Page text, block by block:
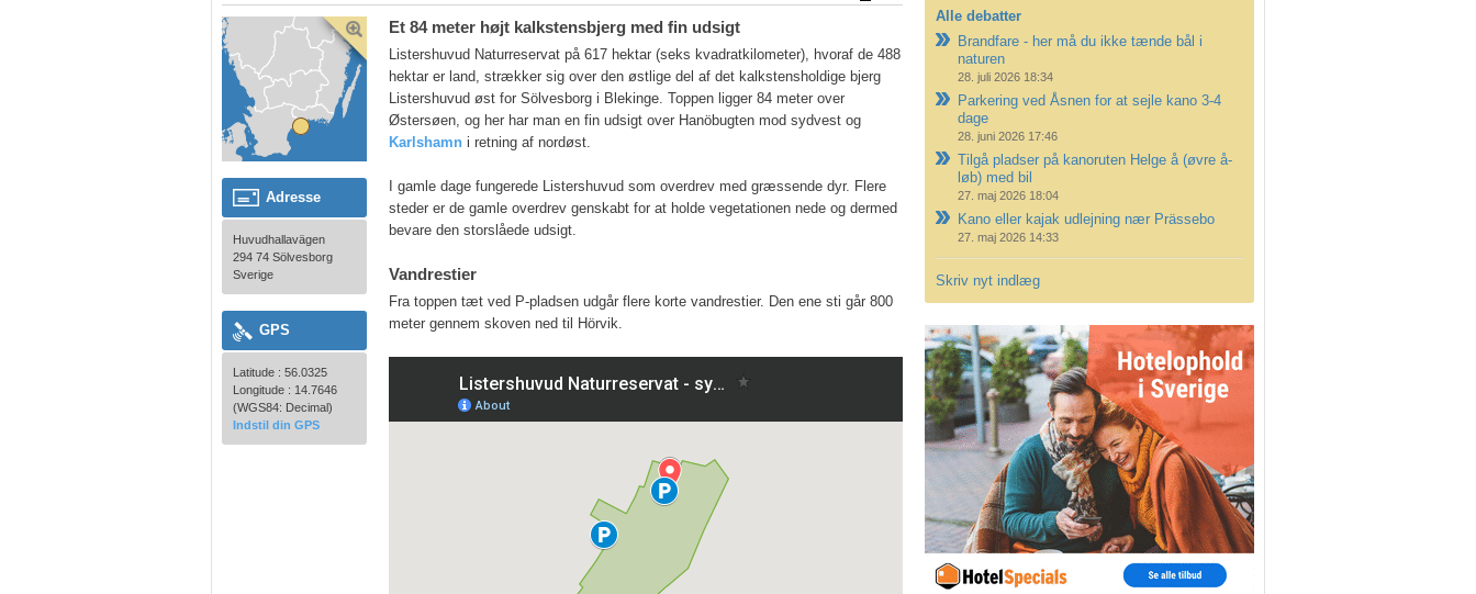
Alle debatter
Brandfare - her må du ikke tænde bål i
naturen
28. juli 2026 18:34
Parkering ved Åsnen for at sejle kano 3-4
dage
28. juni 2026 17:46
Tilgå pladser på kanoruten Helge å (øvre å-
løb) med bil
27. maj 2026 18:04
Kano eller kajak udlejning nær Prässebo
27. maj 2026 14:33
Skriv nyt indlæg
Adresse
Huvudhallavägen
294 74 Sölvesborg
Sverige
GPS
Latitude : 56.0325
Longitude : 14.7646
(WGS84: Decimal)
Indstil din GPS
Et 84 meter højt kalkstensbjerg med fin udsigt
Listershuvud Naturreservat på 617 hektar (seks kvadratkilometer), hvoraf de 488
hektar er land, strækker sig over den østlige del af det kalkstensholdige bjerg
Listershuvud øst for Sölvesborg i Blekinge. Toppen ligger 84 meter over
Østersøen, og her har man en fin udsigt over Hanöbugten mod sydvest og
Karlshamn i retning af nordøst.
I gamle dage fungerede Listershuvud som overdrev med græssende dyr. Flere
steder er de gamle overdrev genskabt for at holde vegetationen nede og dermed
bevare den storslåede udsigt.
Vandrestier
Fra toppen tæt ved P-pladsen udgår flere korte vandrestier. Den ene sti går 800
meter gennem skoven ned til Hörvik.